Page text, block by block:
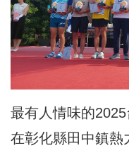
最有人情味的
在彰化縣田中鎮熱